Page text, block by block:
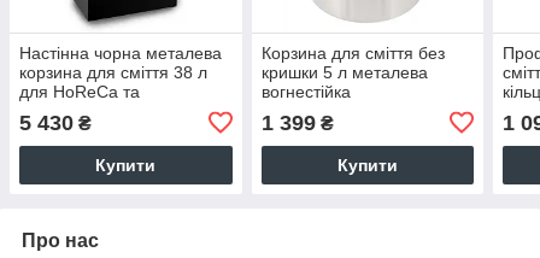
Настінна чорна металева
корзина для сміття 38 л
для HoReCa та
5 430 ₴
Купити
Корзина для сміття без
кришки 5 л металева
вогнестійка
1 399₴
Купити
1
Про нас